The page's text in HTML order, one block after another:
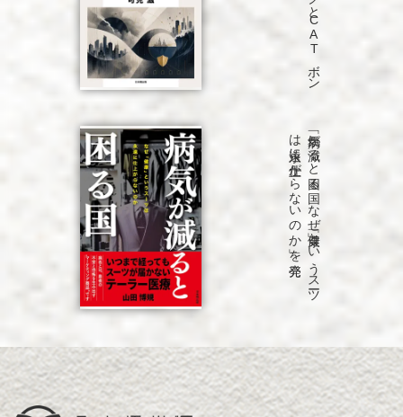
「病気が
減る
と
困る
国
な
ぜ
「健康」と
い
う
ス
ーツ
は
永遠に
仕上が
ら
な
い
の
か
」を
発売